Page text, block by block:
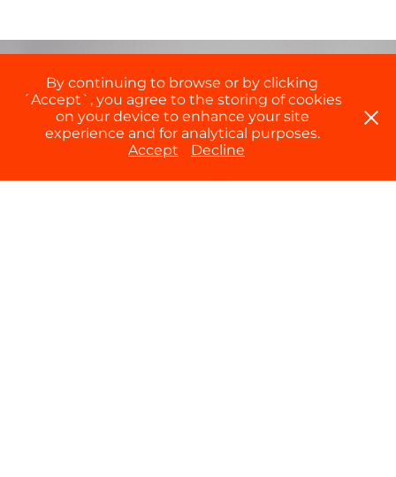
By continuing to browse or by clicking
´Accept`, you agree to the storing of cookies
on your device to enhance your site
experience and for analytical purposes.
Accept Decline